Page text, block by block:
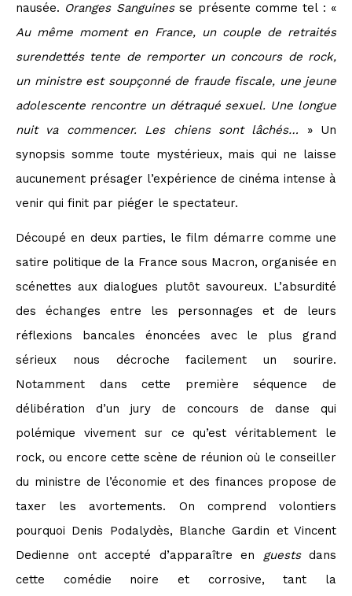
nausée. Oranges Sanguinesse présente comme tel : «
Au même moment en France, un couple de retraités
surendettés tente de remporter un concours de rock,
un ministre est soupçonné de fraude fiscale, une jeune
adolescente rencontre un détraqué sexuel. Une longue
nuit va commencer. Les chiens sont lâchés… » Un
synopsis somme toute mystérieux, mais qui ne laisse
aucunement présager l’expérience de cinéma intense à
venir qui finit par piéger le spectateur.
Découpé en deux parties, le film démarre comme une
satire politique de la France sous Macron, organisée en
scénettes aux dialogues plutôt savoureux. L’absurdité
des échanges entre les personnages et de leurs
réflexions bancales énoncées avec le plus grand
sérieux nous décroche facilement un sourire.
Notamment dans cette première séquence de
délibération d’un jury de concours de danse qui
polémique vivement sur ce qu’est véritablement le
rock, ou encore cette scène de réunion où le conseiller
du ministre de l’économie et des finances propose de
taxer les avortements. On comprend volontiers
pourquoi Denis Podalydès, Blanche Gardin et Vincent
Dedienne ont accepté d’apparaître en guestsdans
cette comédie noire et corrosive, tant la